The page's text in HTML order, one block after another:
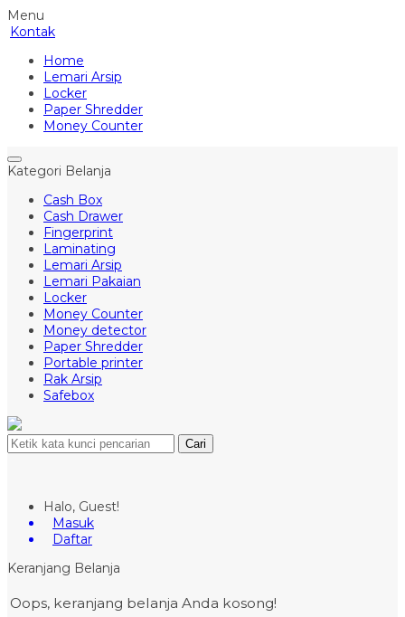
Menu
Kontak
Home
Lemari Arsip
Locker
Paper Shredder
Money Counter
Kategori Belanja
Cash Box
Cash Drawer
Fingerprint
Laminating
Lemari Arsip
Lemari Pakaian
Locker
Money Counter
Money detector
Paper Shredder
Portable printer
Rak Arsip
Safebox
Cari
Halo, Guest!
Masuk
Daftar
Keranjang Belanja
Oops, keranjang belanja Anda kosong!